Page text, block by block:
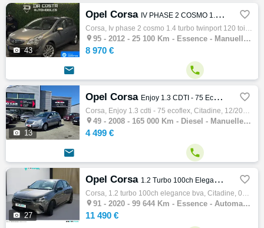
 43
Opel Corsa IV PHASE 2 COSMO 1.4 TURBO TWINPORT 120 TOIT OUVRANT ECRAN GPS 25 100 Kms - GARANTIE 1 AN 
Corsa, Iv phase 2 cosmo 1.4 turbo twinport 120 toit ouvrant ecran gps 25 100 kms - garantie 1 an, Citadine, 10/2012, 120ch, 6cv, 25100 km, …
 95 - 2012 - 25 100 Km - Essence - Manuelle - Citadine
8 970 €
 
 13
Opel Corsa Enjoy 1.3 CDTI - 75 EcoFlex 
Corsa, Enjoy 1.3 cdti - 75 ecoflex, Citadine, 12/2008, 75ch, 4cv, 165000 km, 5 portes, 5 places, Diesel, Boite de vitesse manuelle, Couleur…
 49 - 2008 - 165 000 Km - Diesel - Manuelle - Citadine
4 499 €
 
 27
Opel Corsa 1.2 Turbo 100ch Elegance BVA 
Corsa, 1.2 turbo 100ch elegance bva, Citadine, 03/2020, 100ch, 5cv, 99644 km, 5 portes, 5 places, Première main, Clim. manuelle, Essence, B…
 91 - 2020 - 99 644 Km - Essence - Automatique - Citadine
11 490 €